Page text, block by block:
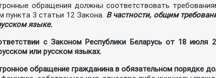
обращения должны соответствовать
пункта 3 статьи 12 Закона. В частности, общим
языке.
с Законом Республики Беларусь от 18 июля
или русском языках.
обращение гражданина в обязательном порядке